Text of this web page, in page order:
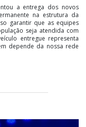
a entrega dos novos
na estrutura da
garantir que as equipes
seja atendida com
entregue representa
depende da nossa rede